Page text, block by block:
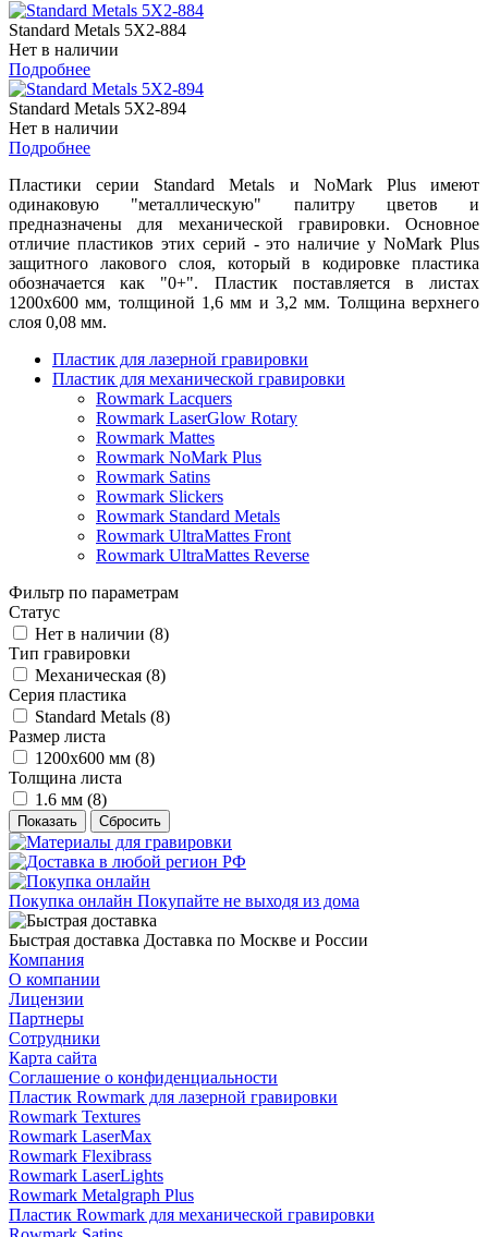
Standard Metals 5X2-884
Нет в наличии
Подробнее
Standard Metals 5X2-894
Нет в наличии
Подробнее
Пластики серии Standard Metals и NoMark Plus имеют
одинаковую "металлическую" палитру цветов и
предназначены для механической гравировки. Основное
отличие пластиков этих серий - это наличие у NoMark Plus
защитного лакового слоя, который в кодировке пластика
обозначается как "0+". Пластик поставляется в листах
1200х600 мм, толщиной 1,6 мм и 3,2 мм. Толщина верхнего
слоя 0,08 мм.
Пластик для лазерной гравировки
Пластик для механической гравировки
Rowmark Lacquers
Rowmark LaserGlow Rotary
Rowmark Mattes
Rowmark NoMark Plus
Rowmark Satins
Rowmark Slickers
Rowmark Standard Metals
Rowmark UltraMattes Front
Rowmark UltraMattes Reverse
Фильтр по параметрам
Статус
Нет в наличии (8)
Тип гравировки
Механическая (8)
Серия пластика
Standard Metals (8)
Размер листа
1200х600 мм (8)
Толщина листа
1.6 мм (8)
Сбросить
Покупка онлайн Покупайте не выходя из дома
Быстрая доставка Доставка по Москве и России
Компания
О компании
Лицензии
Партнеры
Сотрудники
Карта сайта
Соглашение о конфиденциальности
Пластик Rowmark для лазерной гравировки
Rowmark Textures
Rowmark LaserMax
Rowmark Flexibrass
Rowmark LaserLights
Rowmark Metalgraph Plus
Пластик Rowmark для механической гравировки